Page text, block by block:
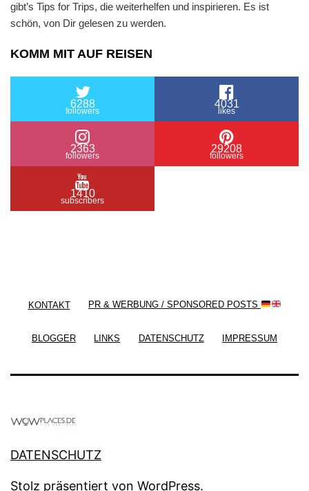
gibt’s Tips for Trips, die weiterhelfen und inspirieren. Es ist
schön, von Dir gelesen zu werden.
KOMM MIT AUF REISEN
6288
followers
4031
likes
2363
followers
29208
followers
1410
subscribers
KONTAKT PR & WERBUNG / SPONSORED POSTS
BLOGGER LINKS DATENSCHUTZ IMPRESSUM
DATENSCHUTZ
Stolz präsentiert von WordPress.